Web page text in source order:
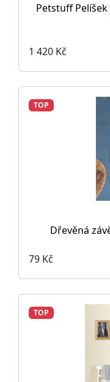
Petstuff
1 420 Kč
TOP
Dřevěná
79 Kč
TOP